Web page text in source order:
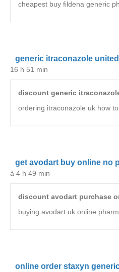
cheapest buy fildena generic
generic itraconazole
16 h 51 min
discount generic
ordering itraconazole uk how
get avodart buy online no
à 4 h 49 min
discount avodart purchase
buying avodart uk online
online order staxyn